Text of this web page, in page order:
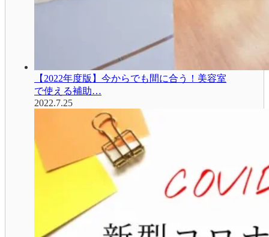
【2022年度版】今からでも間に合う！美容室
で使える補助…
2022.7.25